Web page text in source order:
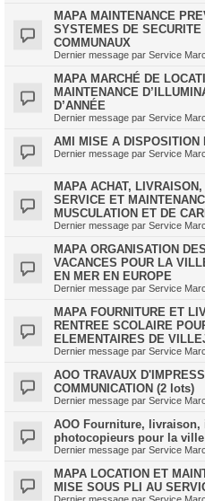
MAPA MAINTENANCE
SYSTEMES DE
COMMUNAUX
Dernier message par Service
MAPA MARCHÉ DE
MAINTENANCE
D’ANNÉE
Dernier message par Service
AMI MISE A DISPOSITION
Dernier message par Service
MAPA ACHAT,
SERVICE ET
MUSCULATION ET DE
Dernier message par Service
MAPA ORGANISATION
VACANCES POUR LA
EN MER EN EUROPE
Dernier message par Service
MAPA FOURNITURE ET
RENTREE SCOLAIRE
ELEMENTAIRES DE
Dernier message par Service
AOO TRAVAUX
COMMUNICATION (2 lots)
Dernier message par Service
AOO Fourniture,
photocopieurs pour la
Dernier message par Service
MAPA LOCATION ET
MISE SOUS PLI AU